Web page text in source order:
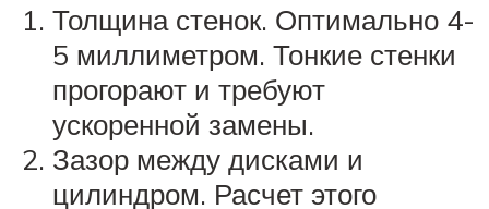
Толщина стенок. Оптимально 4-
5 миллиметром. Тонкие стенки
прогорают и требуют
ускоренной замены.
Зазор между дисками и
цилиндром. Расчет этого